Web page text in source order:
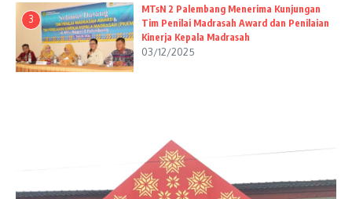
3
MTsN 2 Palembang Menerima Kunjungan
Tim Penilai Madrasah Award dan Penilaian
Kinerja Kepala Madrasah
03/12/2025